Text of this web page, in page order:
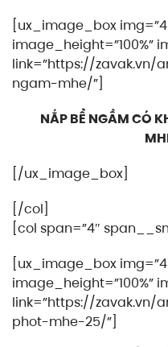
[ux_image_box
image_height=”100%”
link=”https://
ngam-mhe/”]
NẮP BỂ NGẦM CÓ
[/ux_image_box]
[/col]
[col span=”4″
[ux_image_box
image_height=”100%”
link=”https://
phot-mhe-25/”]